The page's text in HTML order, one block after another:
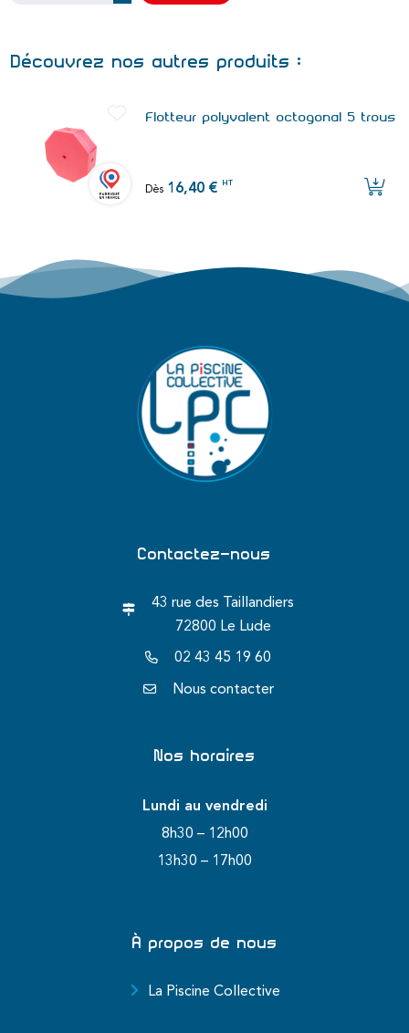
Découvrez nos autres produits :
Flotteur polyvalent octogonal 5 trous
Dès 16,40 € HT
Contactez-nous
43 rue des Taillandiers
72800 Le Lude
02 43 45 19 60
Nous contacter
Nos horaires
Lundi au vendredi
8h30 – 12h00
13h30 – 17h00
À propos de nous
La Piscine Collective